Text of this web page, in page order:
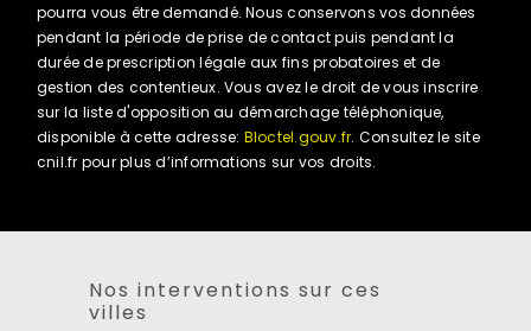
pourra vous être demandé. Nous conservons vos données
pendant la période de prise de contact puis pendant la
durée de prescription légale aux fins probatoires et de
gestion des contentieux. Vous avez le droit de vous inscrire
sur la liste d'opposition au démarchage téléphonique,
disponible à cette adresse: Bloctel.gouv.fr. Consultez le site
cnil.fr pour plus d’informations sur vos droits.
Nos interventions sur ces
villes